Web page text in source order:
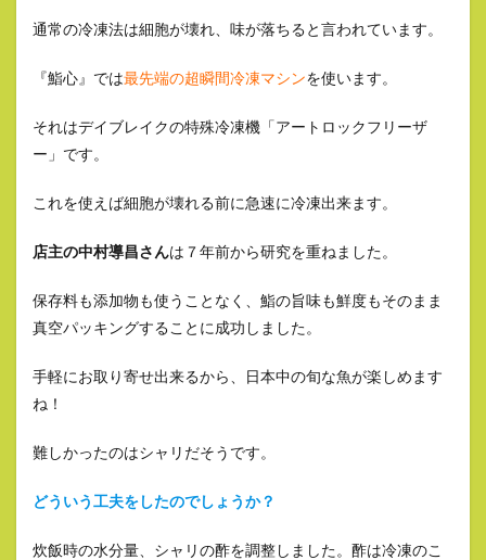
通常の冷凍法は細胞が壊れ、味が落ちると言われています。
『鮨心』では最先端の超瞬間冷凍マシンを使います。
それはデイブレイクの特殊冷凍機「アートロックフリーザ
ー」です。
これを使えば細胞が壊れる前に急速に冷凍出来ます。
店主の中村導昌さんは７年前から研究を重ねました。
保存料も添加物も使うことなく、鮨の旨味も鮮度もそのまま
真空パッキングすることに成功しました。
手軽にお取り寄せ出来るから、日本中の旬な魚が楽しめます
ね！
難しかったのはシャリだそうです。
どういう工夫をしたのでしょうか？
炊飯時の水分量、シャリの酢を調整しました。酢は冷凍のこ